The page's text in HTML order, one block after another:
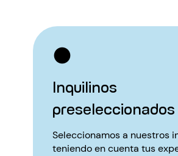
Inquilinos
preseleccionados
Seleccionamos a nuestros
teniendo en cuenta tus